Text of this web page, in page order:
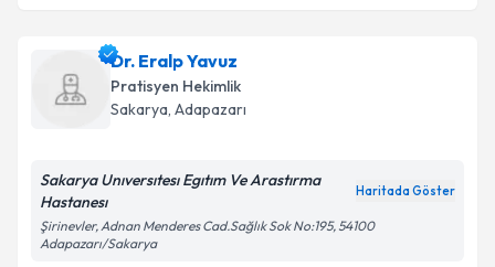
Dr. Elif Şekeriçin randevu takvimi talebi oluşturun.
Size bu uzmandan randevu almanız için bir takvim
hazırlandığında e-posta ile bilgilendireceğiz.
Kişisel verilerimin işlenmesine ilişkin
Dr. Eralp Yavuz
Pratisyen Hekimlik
Sakarya, Adapazarı
Sakarya Unıversıtesı Egıtım Ve Arastırma
Hastanesı
Haritada Göster
Şirinevler, Adnan Menderes Cad.Sağlık Sok No:195, 54100
Adapazarı/Sakarya